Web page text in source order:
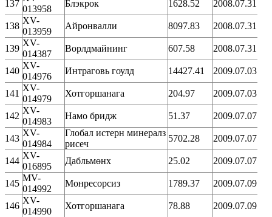
137
013958
Блэкрок 1628.52 2008.07.31
138
XV-
013959
Айронвалли 8097.83 2008.07.31
139
XV-
014387
Ворлдмайнинг 607.58 2008.07.31
140
XV-
014976
Интраговь гоулд 14427.41 2009.07.03
141
XV-
014979
Хотгоршанага 204.97 2009.07.03
142
XV-
014983
Намо бридж 51.37 2009.07.07
143
XV-
014984
Глобал истерн минералз
рисеч
5702.28 2009.07.07
144
XV-
016895
Дабльмөнх 25.02 2009.07.07
145
MV-
014992
Монресорсиз 1789.37 2009.07.09
146
XV-
014990
Хотгоршанага 78.88 2009.07.09